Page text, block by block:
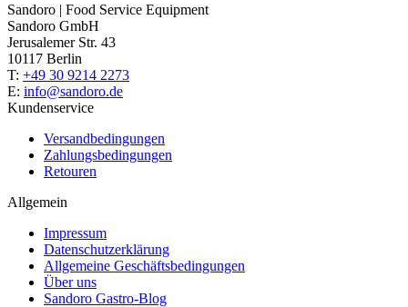
Sandoro | Food Service Equipment
Sandoro GmbH
Jerusalemer Str. 43
10117 Berlin
T: +49 30 9214 2273
E: info@sandoro.de
Kundenservice
Versandbedingungen
Zahlungsbedingungen
Retouren
Allgemein
Impressum
Datenschutzerklärung
Allgemeine Geschäftsbedingungen
Über uns
Sandoro Gastro-Blog